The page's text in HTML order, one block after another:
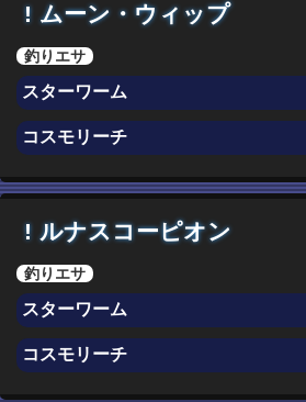
! ムーン・ウィップ
釣りエサ
スターワーム
コスモリーチ
! ルナスコーピオン
釣りエサ
スターワーム
コスモリーチ